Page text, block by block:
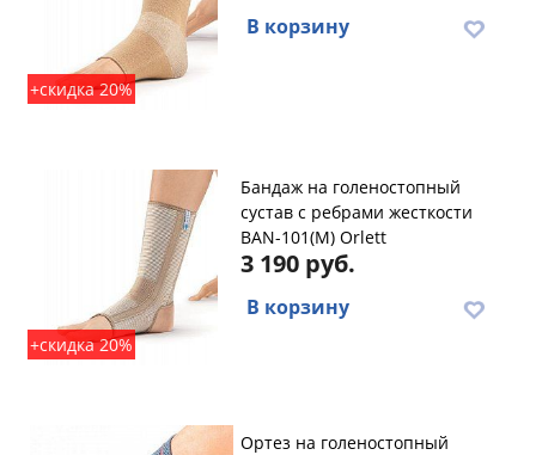
+скидка 20%
В корзину
+скидка 20%
Бандаж на голеностопный
сустав с ребрами жесткости
BAN-101(M) Orlett
3 190 руб.
В корзину
Ортез на голеностопный